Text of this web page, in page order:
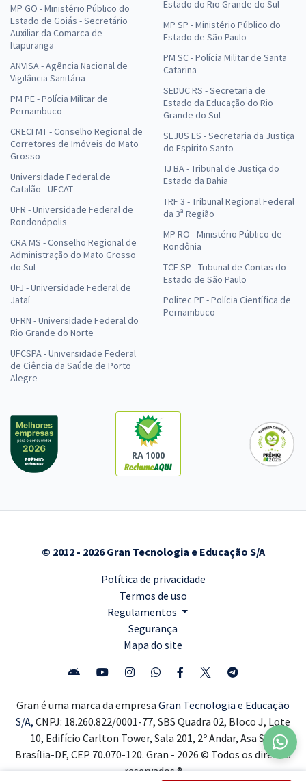
MP GO - Ministério Público do
Estado de Goiás - Secretário
Auxiliar da Comarca de
Itapuranga
ANVISA - Agência Nacional de
Vigilância Sanitária
PM PE - Polícia Militar de
Pernambuco
CRECI MT - Conselho Regional de
Corretores de Imóveis do Mato
Grosso
Universidade Federal de
Catalão - UFCAT
UFR - Universidade Federal de
Rondonópolis
CRA MS - Conselho Regional de
Administração do Mato Grosso
do Sul
UFJ - Universidade Federal de
Jataí
UFRN - Universidade Federal do
Rio Grande do Norte
UFCSPA - Universidade Federal
de Ciência da Saúde de Porto
Alegre
Estado do Rio Grande do Sul
MP SP - Ministério Público do
Estado de São Paulo
PM SC - Polícia Militar de Santa
Catarina
SEDUC RS - Secretaria de
Estado da Educação do Rio
Grande do Sul
SEJUS ES - Secretaria da Justiça
do Espírito Santo
TJ BA - Tribunal de Justiça do
Estado da Bahia
TRF 3 - Tribunal Regional Federal
da 3ª Região
MP RO - Ministério Público de
Rondônia
TCE SP - Tribunal de Contas do
Estado de São Paulo
Politec PE - Polícia Científica de
Pernambuco
RA 1000
© 2012 - 2026 Gran Tecnologia e Educação S/A
Política de privacidade
Termos de uso
Regulamentos
Segurança
Mapa do site
Gran é uma marca da empresa Gran Tecnologia e Educação
S/A, CNPJ: 18.260.822/0001-77, SBS Quadra 02, Bloco J, Lote
10, Edifício Carlton Tower, Sala 201, 2º Andar, Asa Sul,
Brasília-DF, CEP 70.070-120. Gran - 2026 © Todos os direitos
reservados ®